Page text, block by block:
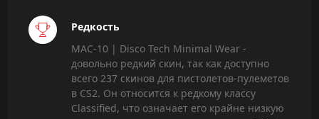
Редкость
MAC-10 | Disco Tech Minimal Wear -
довольно редкий скин, так как доступно
всего 237 скинов для пистолетов-пулеметов
в CS2. Он относится к редкому классу
Classified, что означает его крайне низкую